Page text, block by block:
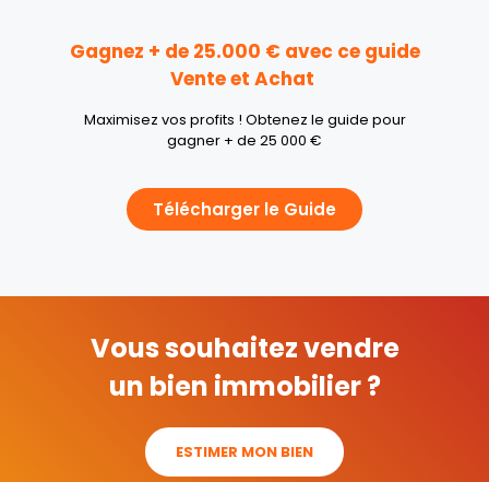
Gagnez + de 25.000 € avec ce guide
Vente et Achat
Maximisez vos profits ! Obtenez le guide pour
gagner + de 25 000 €
Télécharger le Guide
Vous souhaitez vendre
un bien immobilier ?
ESTIMER MON BIEN